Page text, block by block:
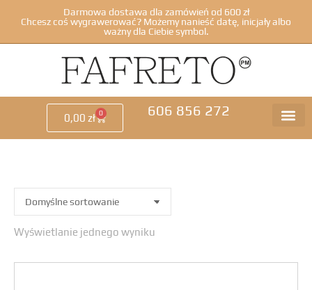
Darmowa dostawa dla zamówień od 600 zł
Chcesz coś wygrawerować? Możemy nanieść datę, inicjały albo
ważny dla Ciebie symbol.
0,00 zł 0 606 856 272
Wyświetlanie jednego wyniku